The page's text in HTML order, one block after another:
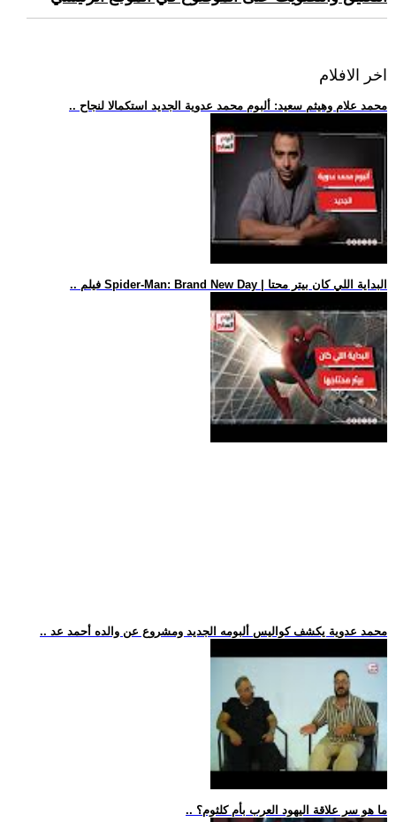
اخر الافلام
.. محمد علام وهيثم سعيد: ألبوم محمد عدوية الجديد استكمالا لنجاح
.. فيلم Spider-Man: Brand New Day | البداية اللي كان بيتر محتا
.. محمد عدوية يكشف كواليس ألبومه الجديد ومشروع عن والده أحمد عد
.. ما هو سر علاقة اليهود العرب بأم كلثوم؟